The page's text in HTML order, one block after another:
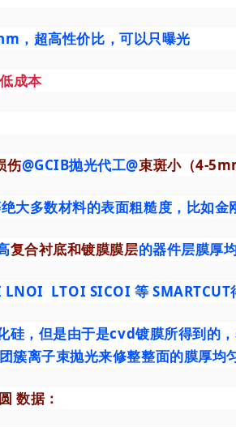
，超高性价比，可以只曝光
成本
伤@GCIB抛光代工@束斑小（4-
大多数材料的表面粗糙度 ，比如
复合衬底和镀膜膜层的器件层膜厚
LNOI LTOI SICOI 等 SMARTCUT
硅，但是由于是cvd镀膜所得到的
簇离子束抛光来修整整面的膜厚均
数据：